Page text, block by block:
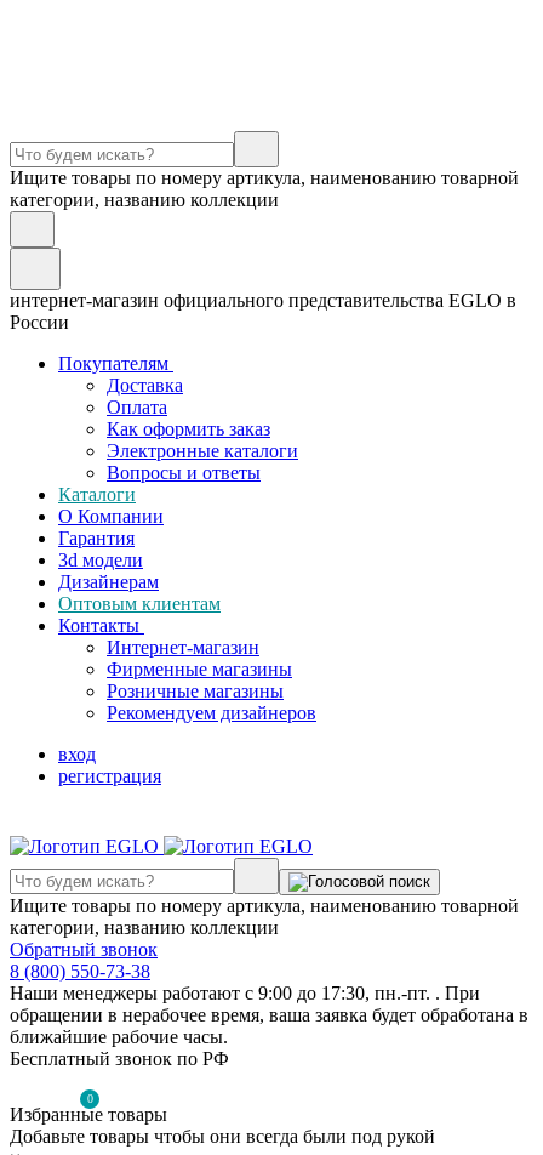
Ищите товары по номеру артикула, наименованию товарной
категории, названию коллекции
интернет-магазин официального представительства EGLO в
России
Покупателям
Доставка
Оплата
Как оформить заказ
Электронные каталоги
Вопросы и ответы
Каталоги
О Компании
Гарантия
3d модели
Дизайнерам
Оптовым клиентам
Контакты
Интернет-магазин
Фирменные магазины
Розничные магазины
Рекомендуем дизайнеров
вход
регистрация
Ищите товары по номеру артикула, наименованию товарной
категории, названию коллекции
Обратный звонок
8 (800) 550-73-38
Наши менеджеры работают с 9:00 до 17:30, пн.-пт. . При
обращении в нерабочее время, ваша заявка будет обработана в
ближайшие рабочие часы.
Бесплатный звонок по РФ
0
Избранные товары
Добавьте товары чтобы они всегда были под рукой